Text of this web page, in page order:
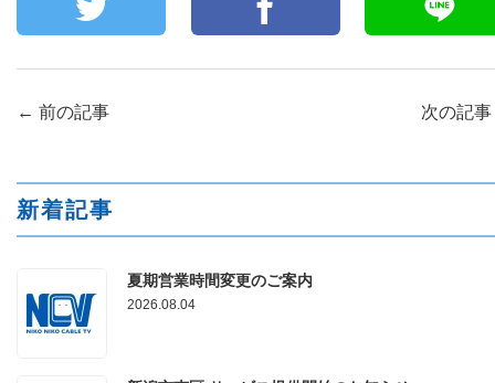
← 前の記事 次の記事
新着記事
夏期営業時間変更のご案内
2026.08.04